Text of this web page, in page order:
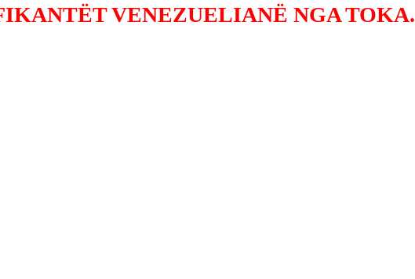
VENEZUELIANË NGA TOKA.